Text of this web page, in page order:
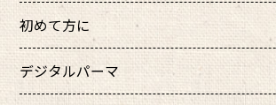
初めて方に
デジタルパーマ